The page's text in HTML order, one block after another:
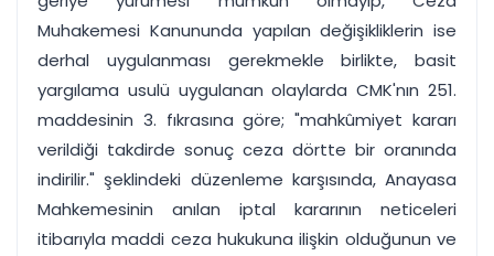
Muhakemesi Kanununda yapılan değişikliklerin ise
derhal uygulanması gerekmekle birlikte, basit
yargılama usulü uygulanan olaylarda CMK'nın 251.
maddesinin 3. fıkrasına göre; "mahkûmiyet kararı
verildiği takdirde sonuç ceza dörtte bir oranında
indirilir." şeklindeki düzenleme karşısında, Anayasa
Mahkemesinin anılan iptal kararının neticeleri
itibarıyla maddi ceza hukukuna ilişkin olduğunun ve